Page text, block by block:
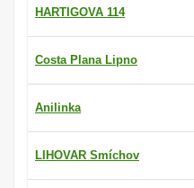
HARTIGOVA 114
Costa Plana Lipno
Anilinka
LIHOVAR Smíchov